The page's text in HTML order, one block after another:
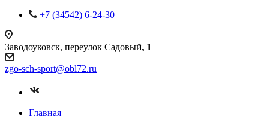
+7 (34542) 6-24-30
Заводоуковск, переулок Садовый, 1
zgo-sch-sport@obl72.ru
Главная